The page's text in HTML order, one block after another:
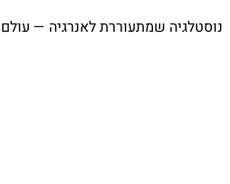
נוסטלגיה שמתעוררת לאנרגיה —